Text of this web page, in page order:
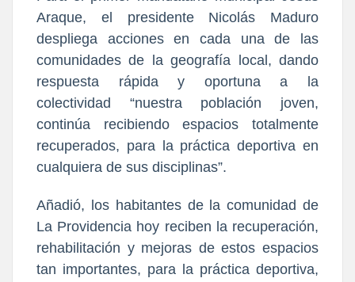
Araque, el presidente Nicolás Maduro
despliega acciones en cada una de las
comunidades de la geografía local, dando
respuesta rápida y oportuna a la
colectividad “nuestra población joven,
continúa recibiendo espacios totalmente
recuperados, para la práctica deportiva en
cualquiera de sus disciplinas”.
Añadió, los habitantes de la comunidad de
La Providencia hoy reciben la recuperación,
rehabilitación y mejoras de estos espacios
tan importantes, para la práctica deportiva,